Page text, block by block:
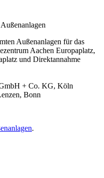
Außenanlagen für das
Aachen Europaplatz,
und Direktannahme
+ Co. KG, Köln
Bonn
.